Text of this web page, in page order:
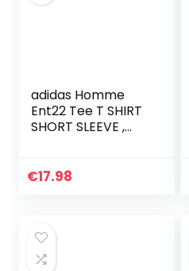
adidas Homme
Ent22 Tee T SHIRT
SHORT SLEEVE ,
€17.98